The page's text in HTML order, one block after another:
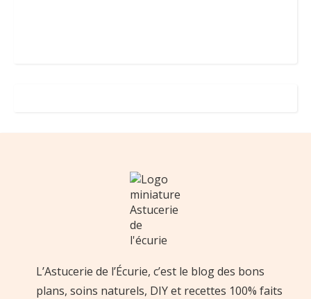
L’Astucerie de l’Écurie, c’est le blog des bons
plans, soins naturels, DIY et recettes 100% faits